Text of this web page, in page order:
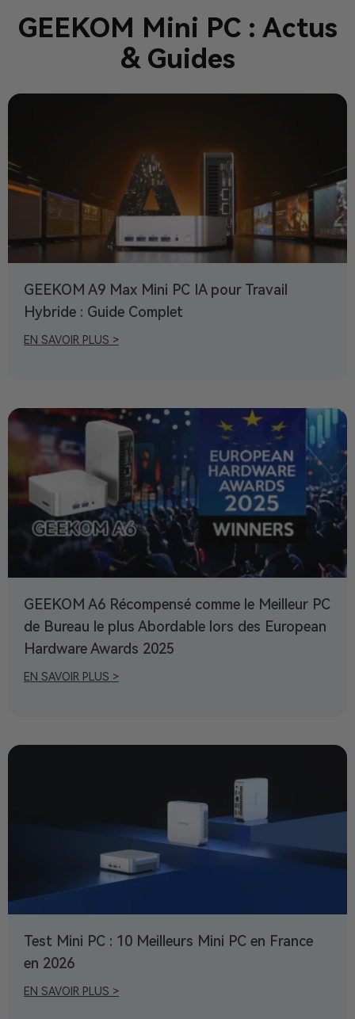
GEEKOM Mini PC : Actus
& Guides
GEEKOM A9 Max Mini PC IA pour Travail
Hybride : Guide Complet
EN SAVOIR PLUS >
GEEKOM A6 Récompensé comme le Meilleur PC
de Bureau le plus Abordable lors des European
Hardware Awards 2025
EN SAVOIR PLUS >
Test Mini PC : 10 Meilleurs Mini PC en France
en 2026
EN SAVOIR PLUS >